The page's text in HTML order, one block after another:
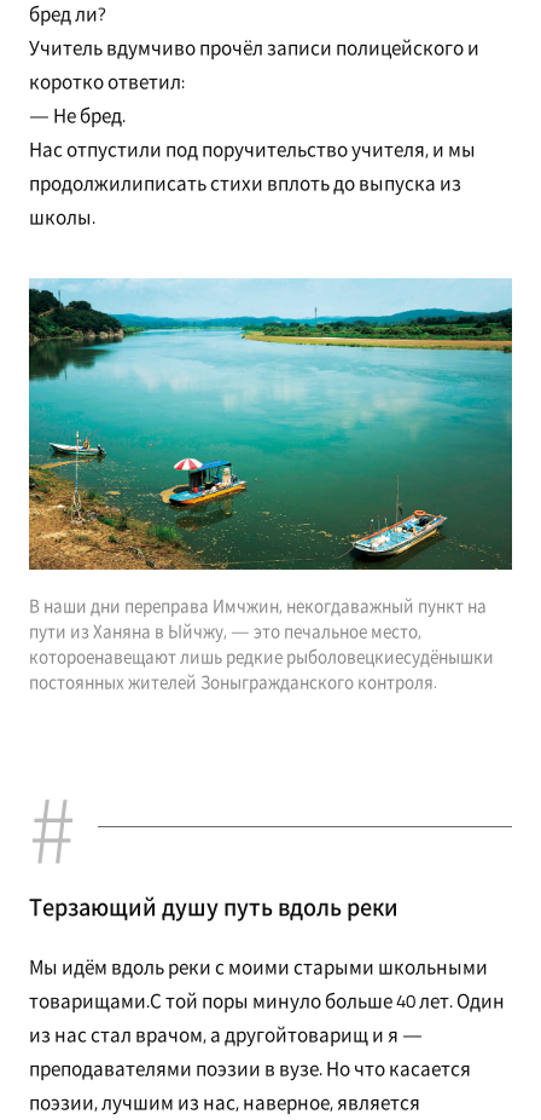
бред ли?
Учитель вдумчиво прочёл записи полицейского и
коротко ответил:
— Не бред.
Нас отпустили под поручительство учителя, и мы
продолжилиписать стихи вплоть до выпуска из
школы.
В наши дни переправа Имчжин, некогдаважный пункт на
пути из Ханяна в Ыйчжу, — это печальное место,
котороенавещают лишь редкие рыболовецкиесудёнышки
постоянных жителей Зоныгражданского контроля.
Терзающий душу путь вдоль реки
Мы идём вдоль реки с моими старыми школьными
товарищами.С той поры минуло больше 40 лет. Один
из нас стал врачом, а другойтоварищ и я —
преподавателями поэзии в вузе. Но что касается
поэзии, лучшим из нас, наверное, является